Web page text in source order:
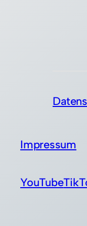
Impressum
YouTube